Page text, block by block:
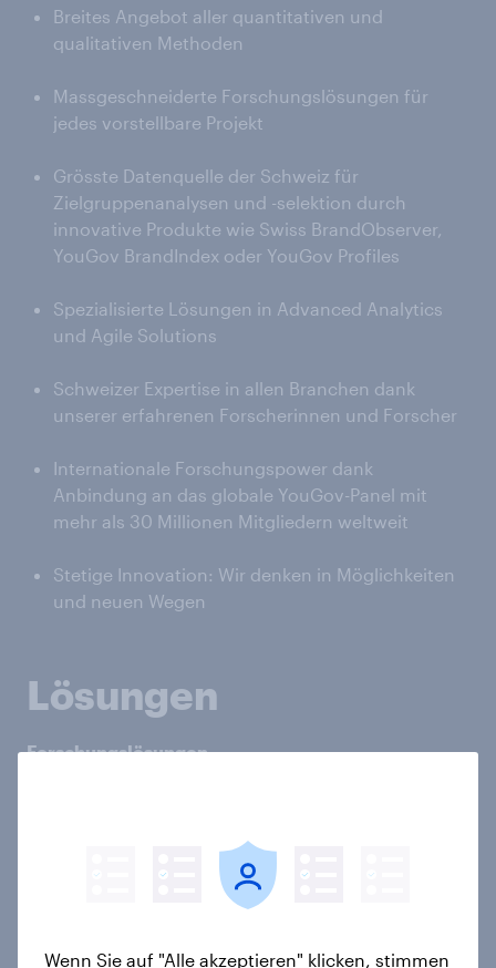
Breites Angebot aller quantitativen und
qualitativen Methoden
Massgeschneiderte Forschungslösungen für
jedes vorstellbare Projekt
Grösste Datenquelle der Schweiz für
Zielgruppenanalysen und -selektion durch
innovative Produkte wie Swiss BrandObserver,
YouGov BrandIndex oder YouGov Profiles
Spezialisierte Lösungen in Advanced Analytics
und Agile Solutions
Schweizer Expertise in allen Branchen dank
unserer erfahrenen Forscherinnen und Forscher
Internationale Forschungspower dank
Anbindung an das globale YouGov-Panel mit
mehr als 30 Millionen Mitgliedern weltweit
Stetige Innovation: Wir denken in Möglichkeiten
und neuen Wegen
Lösungen
Forschungslösungen
unkompliziert und durchdacht zu Daten, denen Sie
vertrauen können: Mixed-Mode-Erhebungen; CATI-
Datenerhebung; Medienforschung; Mystery
Wenn Sie auf "Alle akzeptieren" klicken, stimmen